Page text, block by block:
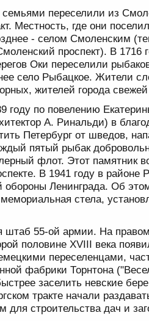
переселили из
Местность, где они
- селом Смоленским
проспект). В 1716
Оки переселили
село Рыбацкое. Жители
жителей города
году по повелению
А. Ринальди) в
Петербург от шведов,
пятый рыбак
флот. Этот памятник
В 1941 году в районе
обороны Ленинграда. Об
стела,
55-ой армии. На
половине XVIII века
переселенцами,
фабрики Торнтона
заселить невские
тракте начали
для строительства дач и